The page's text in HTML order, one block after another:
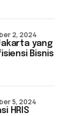
yang
Bisnis
2, 2024
HRIS
5, 2024